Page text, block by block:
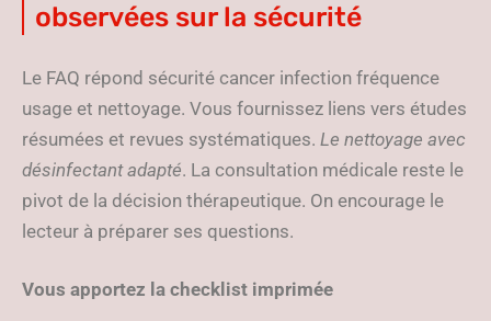
observées sur la sécurité
Le FAQ répond sécurité cancer infection fréquence
usage et nettoyage. Vous fournissez liens vers études
résumées et revues systématiques. Le nettoyage avec
désinfectant adapté. La consultation médicale reste le
pivot de la décision thérapeutique. On encourage le
lecteur à préparer ses questions.
Vous apportez la checklist imprimée